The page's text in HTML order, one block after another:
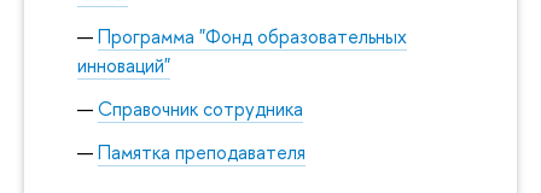
Программа "Фонд образовательных
инноваций"
Справочник сотрудника
Памятка преподавателя